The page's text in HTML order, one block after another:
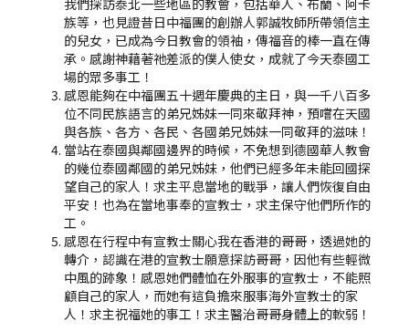
我們探訪泰北一些地區的教會，包括華人、布蘭、阿卡
族等，也見證昔日中福團的創辦人郭誠牧師所帶領信主
的兒女，已成為今日教會的領袖，傳福音的棒一直在傳
承。感謝神藉著祂差派的僕人使女，成就了今天泰國工
場的眾多事工！
感恩能夠在中福團五十週年慶典的主日，與一千八百多
位不同民族語言的弟兄姊妹一同來敬拜神，預嚐在天國
與各族、各方、各民、各國弟兄姊妹一同敬拜的滋味！
當站在泰國與鄰國邊界的時候，不免想到德國華人教會
的幾位泰國鄰國的弟兄姊妹，他們已經多年未能回國探
望自己的家人！求主平息當地的戰爭，讓人們恢復自由
平安！也為在當地事奉的宣教士，求主保守他們所作的
工。
感恩在行程中有宣教士關心我在香港的哥哥，透過她的
轉介，認識在港的宣教士願意探訪哥哥，因他有些輕微
中風的跡象！感恩她們體恤在外服事的宣教士，不能照
顧自己的家人，而她有這負擔來服事海外宣教士的家
人！求主祝福她的事工！求主醫治哥哥身體上的軟弱！